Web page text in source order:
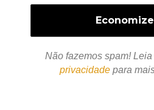
Não fazemos spam! Leia
privacidade para